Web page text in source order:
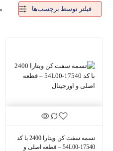
فیلتر توسط برچسب‌ها
تسمه سفت کن ویتارا 2400 با کد
17540-54L00 – قطعه اصلی و